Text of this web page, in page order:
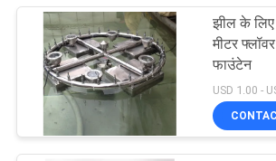
स्टेनलेस स्टील
झील के
मीटर
फाउंटेन